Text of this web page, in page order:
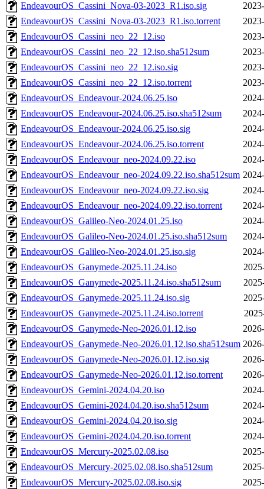
EndeavourOS_Cassini_Nova-03-2023_R1.iso.sig
EndeavourOS_Cassini_Nova-03-2023_R1.iso.torrent
EndeavourOS_Cassini_neo_22_12.iso
EndeavourOS_Cassini_neo_22_12.iso.sha512sum
EndeavourOS_Cassini_neo_22_12.iso.sig
EndeavourOS_Cassini_neo_22_12.iso.torrent
EndeavourOS_Endeavour-2024.06.25.iso
EndeavourOS_Endeavour-2024.06.25.iso.sha512sum
EndeavourOS_Endeavour-2024.06.25.iso.sig
EndeavourOS_Endeavour-2024.06.25.iso.torrent
EndeavourOS_Endeavour_neo-2024.09.22.iso
EndeavourOS_Endeavour_neo-2024.09.22.iso.sha512sum
EndeavourOS_Endeavour_neo-2024.09.22.iso.sig
EndeavourOS_Endeavour_neo-2024.09.22.iso.torrent
EndeavourOS_Galileo-Neo-2024.01.25.iso
EndeavourOS_Galileo-Neo-2024.01.25.iso.sha512sum
EndeavourOS_Galileo-Neo-2024.01.25.iso.sig
EndeavourOS_Ganymede-2025.11.24.iso
EndeavourOS_Ganymede-2025.11.24.iso.sha512sum
EndeavourOS_Ganymede-2025.11.24.iso.sig
EndeavourOS_Ganymede-2025.11.24.iso.torrent
EndeavourOS_Ganymede-Neo-2026.01.12.iso
EndeavourOS_Ganymede-Neo-2026.01.12.iso.sha512sum
EndeavourOS_Ganymede-Neo-2026.01.12.iso.sig
EndeavourOS_Ganymede-Neo-2026.01.12.iso.torrent
EndeavourOS_Gemini-2024.04.20.iso
EndeavourOS_Gemini-2024.04.20.iso.sha512sum
EndeavourOS_Gemini-2024.04.20.iso.sig
EndeavourOS_Gemini-2024.04.20.iso.torrent
EndeavourOS_Mercury-2025.02.08.iso
EndeavourOS_Mercury-2025.02.08.iso.sha512sum
EndeavourOS_Mercury-2025.02.08.iso.sig